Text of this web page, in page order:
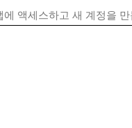
액세스하고 새 계정을 만